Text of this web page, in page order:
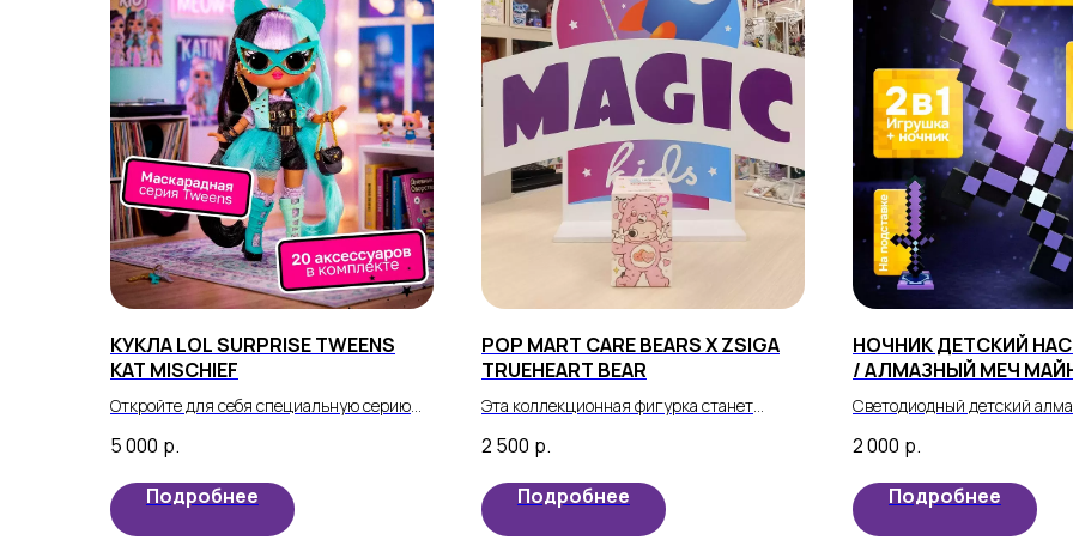
КУКЛА LOL SURPRISE TWEENS
KAT MISCHIEF
Откройте для себя специальную серию
серия, которая всех удивит.
5 000 р.
Подробнее
POP MART CARE BEARS X ZSIGA
TRUEHEART BEAR
Эта коллекционная фигурка станет
поклонника Care Bears! Откройте для
себя милого медвежонка Trueheart Bear,
который подарит радость и вдохновение.
2 500 р.
Подробнее
НОЧНИК ДЕТСКИЙ
/ АЛМАЗНЫЙ МЕЧ
ФИОЛЕТОВОМ ЦВЕТЕ
Светодиодный детский
частью реальности вашего
2 000 р.
Подробнее